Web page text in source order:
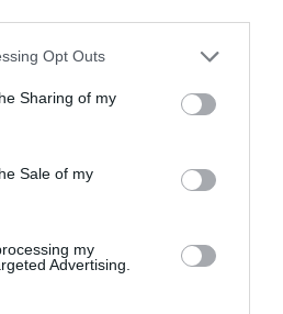
Opt Outs
Sharing of my
Sale of my
my
Advertising.
duda sobre la aplicación a
donante) del artículo 33.3.c,
de ganancia patrimonial»
aclara que «[...] en la medida
establecidos en este
de que el donatario
o pérdida patrimonial para el
de la transmisión del